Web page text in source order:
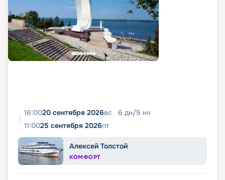
16:0020 сентября 2026вс 6 дн/5 нч
11:0025 сентября 2026пт
Алексей Толстой
КОМФОРТ